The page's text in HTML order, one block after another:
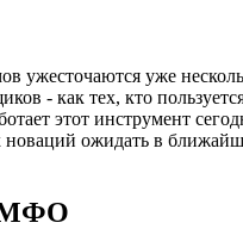
ужесточаются уже
- как тех, кто
этот инструмент
ожидать в
МФО